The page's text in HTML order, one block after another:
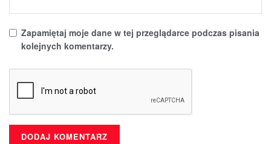
Zapamiętaj moje dane w tej przeglądarce podczas pisania
kolejnych komentarzy.